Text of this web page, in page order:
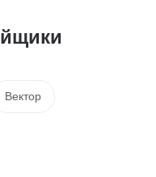
Вектор